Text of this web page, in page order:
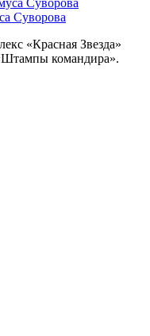
Суворова
«Красная Звезда»
командира».